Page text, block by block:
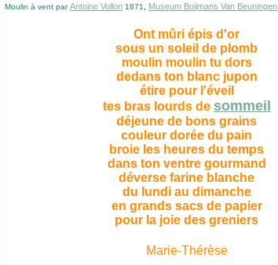
Moulin à vent parAntoine Vollon 1871 Museum Boijmans Van Beuningen
Ont mûri épis d'or
sous un soleil de plomb
moulin moulin tu dors
dedans ton blanc jupon
étire pour l'éveil
tes bras lourds de sommeil
déjeune de bons grains
couleur dorée du pain
broie les heures du temps
dans ton ventre gourmand
déverse farine blanche
du lundi au dimanche
en grands sacs de papier
pour la joie des greniers
Marie-Thérèse